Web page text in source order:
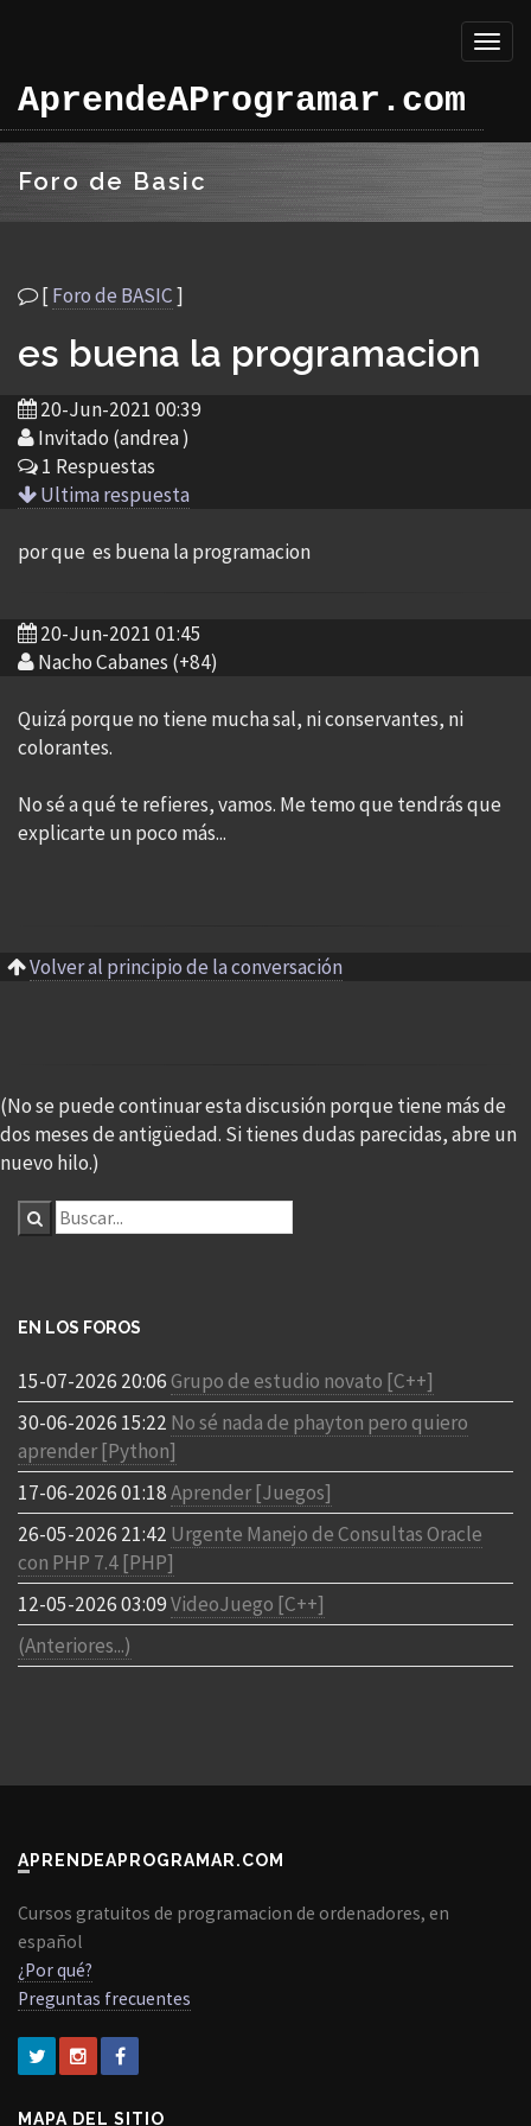
AprendeAProgramar.com
Foro de Basic
[Foro de BASIC]
es buena la programacion
20-Jun-2021 00:39
Invitado (andrea )
1 Respuestas
Ultima respuesta
por que es buena la programacion
20-Jun-2021 01:45
Nacho Cabanes (+84)
Quizá porque no tiene mucha sal, ni conservantes, ni
colorantes.
No sé a qué te refieres, vamos. Me temo que tendrás que
explicarte un poco más...
Volver al principio de la conversación
(No se puede continuar esta discusión porque tiene más de
dos meses de antigüedad. Si tienes dudas parecidas, abre un
nuevo hilo.)
EN LOS FOROS
15-07-2026 20:06Grupo de estudio novato [C++]
30-06-2026 15:22 No sé nada de phayton pero quiero
aprender [Python]
17-06-2026 01:18Aprender [Juegos]
26-05-2026 21:42 Urgente Manejo de Consultas Oracle
con PHP 7.4 [PHP]
12-05-2026 03:09VideoJuego [C++]
(Anteriores...)
APRENDEAPROGRAMAR.COM
Cursos gratuitos de programacion de ordenadores, en
español
¿Por qué?
Preguntas frecuentes
MAPA DEL SITIO